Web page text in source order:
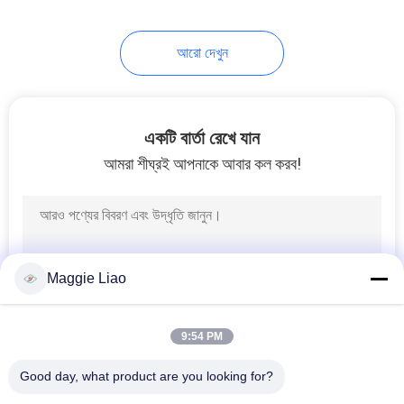
উচ্চ-শ্রেণীর শিল্প প্যাকেজিং
ইন্ডাস্ট্রিয়াল প্যাকেজিং সেল্প
ট্রে সরঞ্জাম
আরো দেখুন
একটি বার্তা রেখে যান
আমরা শীঘ্রই আপনাকে আবার কল করব!
Maggie Liao
9:54 PM
Good day, what product are you looking for?